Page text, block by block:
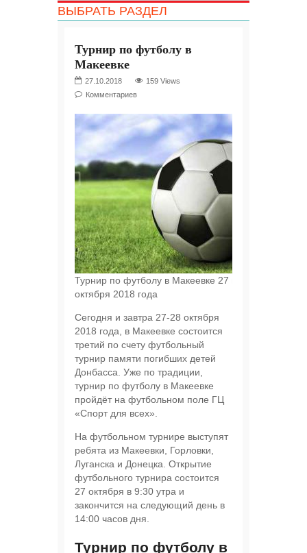
ВЫБРАТЬ РАЗДЕЛ
Турнир по футболу в
Макеевке
27.10.2018
159 Views
Комментариев
Турнир по футболу в Макеевке 27 и 28
октября 2018 года
Сегодня и завтра 27-28 октября
2018 года, в Макеевке состоится
третий по счету футбольный
турнир памяти погибших детей
Донбасса. Уже по традиции,
турнир по футболу в Макеевке
пройдёт на футбольном поле ГЦ
«Спорт для всех».
На футбольном турнире выступят
ребята из Макеевки, Горловки,
Луганска и Донецка. Открытие
футбольного турнира состоится
27 октября в 9:30 утра и
закончится на следующий день в
14:00 часов дня.
Турнир по футболу в